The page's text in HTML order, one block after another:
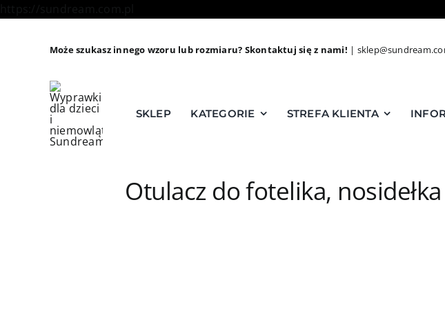
content
Może szukasz innego wzoru lub rozmiaru? Skontaktuj się z nami! |
SKLEP KATEGORIE STREFA KLIENTA
Otulacz do fotelika,